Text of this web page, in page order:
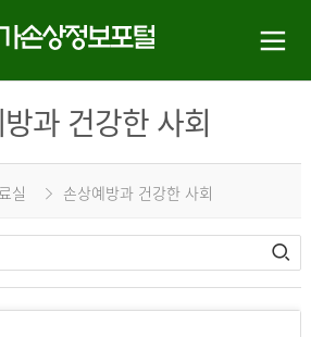
과 건강한 사회
실 손상예방과 건강한 사회